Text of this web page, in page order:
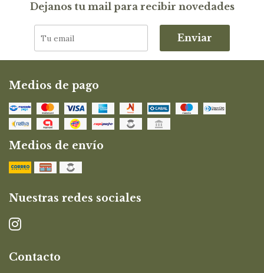
Dejanos tu mail para recibir novedades
Enviar
Medios de pago
Medios de envío
Nuestras redes sociales
Contacto